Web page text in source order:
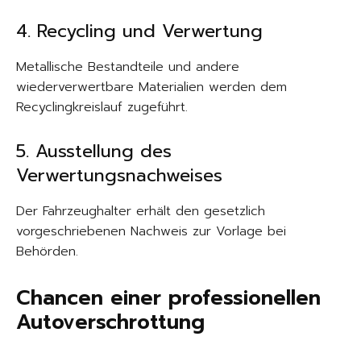
4. Recycling und Verwertung
Metallische Bestandteile und andere
wiederverwertbare Materialien werden dem
Recyclingkreislauf zugeführt.
5. Ausstellung des
Verwertungsnachweises
Der Fahrzeughalter erhält den gesetzlich
vorgeschriebenen Nachweis zur Vorlage bei
Behörden.
Chancen einer professionellen
Autoverschrottung